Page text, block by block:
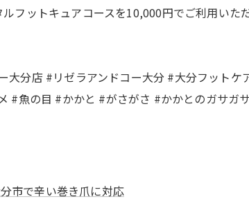
フットキュアコースを10,000円でご利用いた
分店 #リゼラアンドコー大分 #大分フット
#魚の目 #かかと #がさがさ #かかとのガサガ
市で辛い巻き爪に対応